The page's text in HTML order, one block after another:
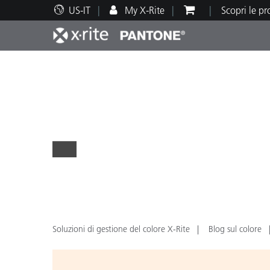
US-IT My X-Rite Scopri le
Soluzioni di gestione del colore X-Rite Blog sul colore